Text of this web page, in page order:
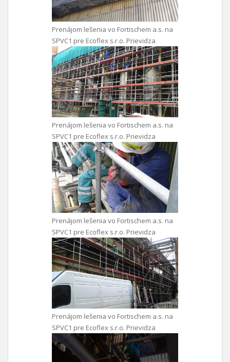
Prenájom lešenia vo Fortischem a.s. na
SPVC1 pre Ecoflex s.r.o. Prievidza
Prenájom lešenia vo Fortischem a.s. na
SPVC1 pre Ecoflex s.r.o. Prievidza
Prenájom lešenia vo Fortischem a.s. na
SPVC1 pre Ecoflex s.r.o. Prievidza
Prenájom lešenia vo Fortischem a.s. na
SPVC1 pre Ecoflex s.r.o. Prievidza